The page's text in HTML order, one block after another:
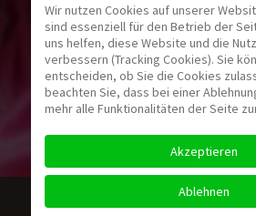
Wir nutzen Cookies auf unserer
sind essenziell für den Betrieb der
uns helfen, diese Website und die
verbessern (Tracking Cookies). Sie
entscheiden, ob Sie die Cookies
beachten Sie, dass bei einer
mehr alle Funktionalitäten der Seite
Akzeptieren
Ablehnen